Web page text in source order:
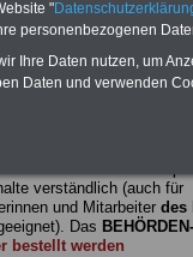
ABO
mit drei
Wissenswertes für
verständlich (auch für
und Mitarbeiter des
Das
bestellt werden
"
personenbezogenen
Ihre Daten nutzen, um
Daten und verwenden